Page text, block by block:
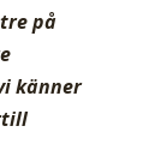
på
känner